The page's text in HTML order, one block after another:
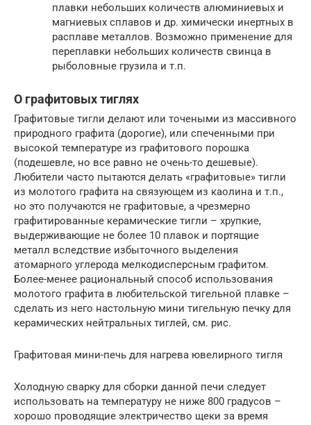
плавки небольших количеств алюминиевых и
магниевых сплавов и др. химически инертных в
расплаве металлов. Возможно применение для
переплавки небольших количеств свинца в
рыболовные грузила и т.п.
О графитовых тиглях
Графитовые тигли делают или точеными из массивного
природного графита (дорогие), или спеченными при
высокой температуре из графитового порошка
(подешевле, но все равно не очень-то дешевые).
Любители часто пытаются делать «графитовые» тигли
из молотого графита на связующем из каолина и т.п.,
но это получаются не графитовые, а чрезмерно
графитированные керамические тигли – хрупкие,
выдерживающие не более 10 плавок и портящие
металл вследствие избыточного выделения
атомарного углерода мелкодисперсным графитом.
Более-менее рациональный способ использования
молотого графита в любительской тигельной плавке –
сделать из него настольную мини тигельную печку для
керамических нейтральных тиглей, см. рис.
Графитовая мини-печь для нагрева ювелирного тигля
Холодную сварку для сборки данной печи следует
использовать на температуру не ниже 800 градусов –
хорошо проводящие электричество щеки за время